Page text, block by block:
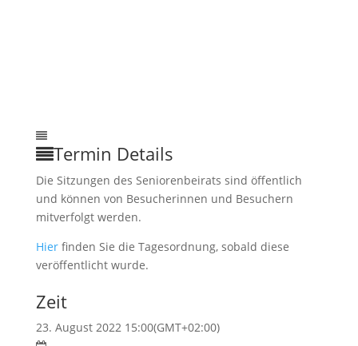
Termin Details
Die Sitzungen des Seniorenbeirats sind öffentlich
und können von Besucherinnen und Besuchern
mitverfolgt werden.
Hierfinden Sie die Tagesordnung, sobald diese
veröffentlicht wurde.
Zeit
23. August 2022 15:00(GMT+02:00)